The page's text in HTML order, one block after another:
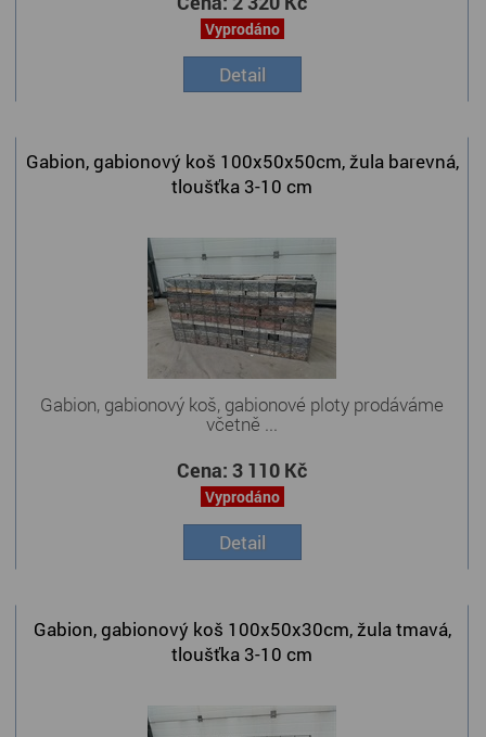
Vyprodáno
Detail
Gabion, gabionový koš 100x50x50cm, žula barevná,
tloušťka 3-10 cm
Gabion, gabionový koš, gabionové ploty prodáváme
včetně ...
Cena: 3 110 Kč
Vyprodáno
Detail
Gabion, gabionový koš 100x50x30cm, žula tmavá,
tloušťka 3-10 cm